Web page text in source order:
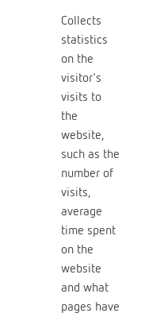
Collects
statistics
on the
visitor's
visits to
the
website,
such as the
number of
visits,
average
time spent
on the
website
and what
pages have